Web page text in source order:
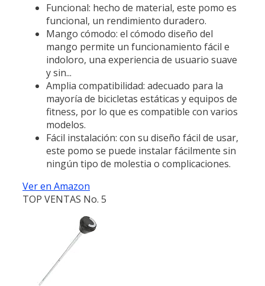
Funcional: hecho de material, este pomo es
funcional, un rendimiento duradero.
Mango cómodo: el cómodo diseño del
mango permite un funcionamiento fácil e
indoloro, una experiencia de usuario suave
y sin...
Amplia compatibilidad: adecuado para la
mayoría de bicicletas estáticas y equipos de
fitness, por lo que es compatible con varios
modelos.
Fácil instalación: con su diseño fácil de usar,
este pomo se puede instalar fácilmente sin
ningún tipo de molestia o complicaciones.
Ver en Amazon
TOP VENTAS No. 5